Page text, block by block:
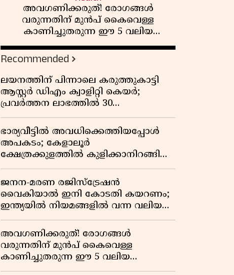
അവഗണിക്കരുത്! രോഗങ്ങൾ
വരുന്നതിന് മുൻപ് കൈവെള്ള
കാണിച്ചുതരുന്ന ഈ 5 വലിയ
സൂചനകൾ അറിയാമോ?
Recommended
ലയനത്തിന് പിന്നാലെ കരുത്തുകാട്ടി
ആസ്റ്റർ ഡിഎം ക്വാളിറ്റി കെയർ;
പ്രവർത്തന ലാഭത്തിൽ 30
ശതമാനത്തിൻ്റെ വളർച്ച,
വരുമാനത്തിലും ലാഭത്തിലും വൻ
കുതിപ്പ് രേഖപ്പെടുത്തി ആദ്യ പാദ
റിപ്പോർട്ട് പുറത്ത്
ഭാര്യവീട്ടിൽ അവധിക്കെത്തിയപ്പോൾ
അപകടം; കേളാലൂർ
ക്ഷേത്രക്കുളത്തിൽ കുളിക്കാനിറങ്ങിയ
യുവാവ് മുങ്ങിമരിച്ചു
ജനന-മരണ രജിസ്ട്രേഷൻ
വൈകിയാൽ ഇനി കോടതി കയറണം;
ഇന്ത്യയിൽ നിയമങ്ങളിൽ വന്ന വലിയ
മാറ്റങ്ങൾ അറിയാം
അവഗണിക്കരുത്! രോഗങ്ങൾ
വരുന്നതിന് മുൻപ് കൈവെള്ള
കാണിച്ചുതരുന്ന ഈ 5 വലിയ
സൂചനകൾ അറിയാമോ?